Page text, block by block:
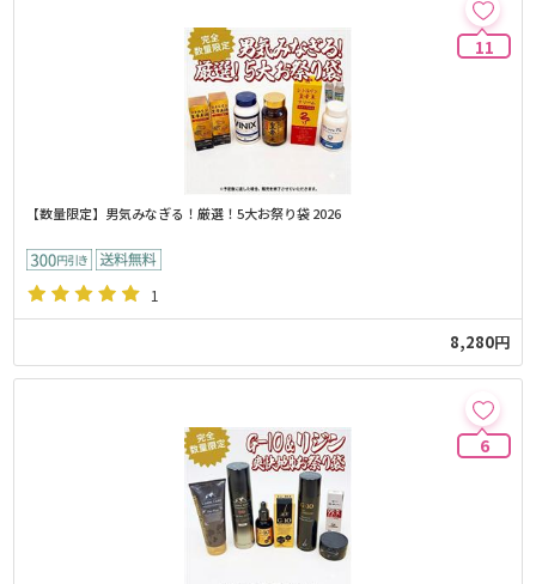
11
【数量限定】男気みなぎる！厳選！5大お祭り袋 2026
1
8,280円
6